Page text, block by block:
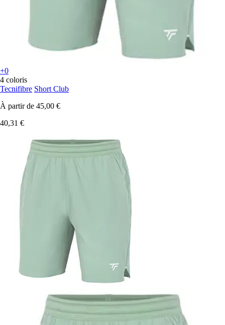
+0
4 coloris
Tecnifibre Short Club
À partir de 45,00 €
40,31 €